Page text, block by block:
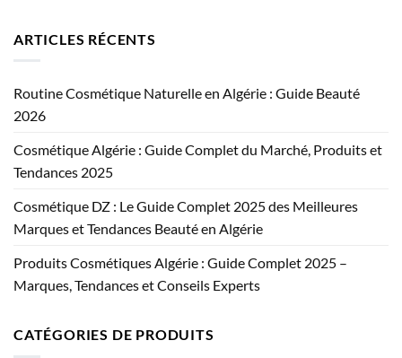
ARTICLES RÉCENTS
Routine Cosmétique Naturelle en Algérie : Guide Beauté
2026
Cosmétique Algérie : Guide Complet du Marché, Produits et
Tendances 2025
Cosmétique DZ : Le Guide Complet 2025 des Meilleures
Marques et Tendances Beauté en Algérie
Produits Cosmétiques Algérie : Guide Complet 2025 –
Marques, Tendances et Conseils Experts
CATÉGORIES DE PRODUITS